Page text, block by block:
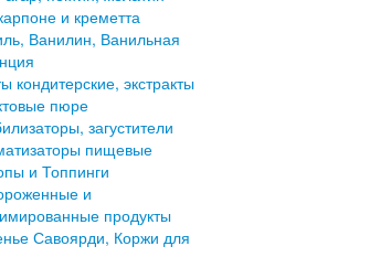
и креметта
Ванилин, Ванильная
кондитерские, экстракты
пюре
загустители
пищевые
и Топпинги
и
продукты
Савоярди, Коржи для